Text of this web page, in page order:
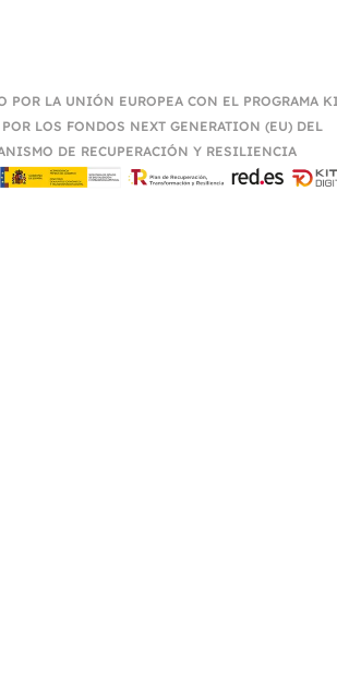
POR LA UNIÓN EUROPEA CON EL PROGRAMA
LOS FONDOS NEXT GENERATION (EU) DEL
DE RECUPERACIÓN Y RESILIENCIA